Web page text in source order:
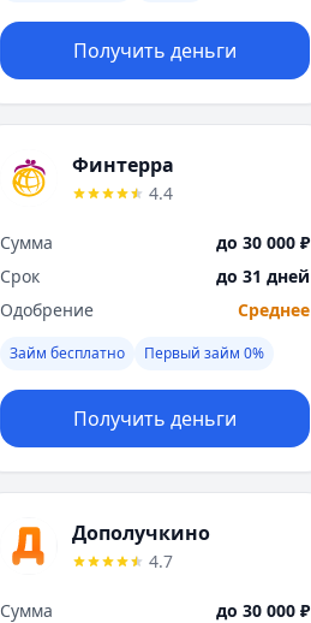
Получить деньги
Финтерра
4.4
Сумма
до 30 000 ₽
Срок
до 31 дней
Одобрение
Среднее
Займ бесплатно Первый займ 0%
Получить деньги
Дополучкино
4.7
Сумма
до 30 000 ₽